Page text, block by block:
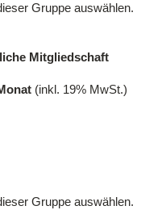
Gruppe auswählen.
Mitgliedschaft
(inkl. 19% MwSt.)
Gruppe auswählen.